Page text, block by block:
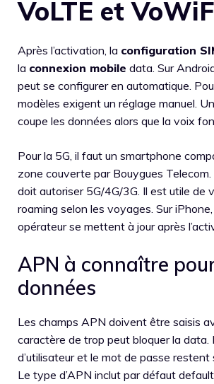
VoLTE et
Après l’activation, la configuration
la connexion mobile data. Sur
peut se configurer en automatique.
modèles exigent un réglage manuel.
coupe les données alors que la voix
Pour la 5G, il faut un smartphone
zone couverte par Bouygues
doit autoriser 5G/4G/3G. Il est utile de
roaming selon les voyages. Sur
opérateur se mettent à jour après
APN à connaître
données
Les champs APN doivent être saisis
caractère de trop peut bloquer la data.
d’utilisateur et le mot de passe restent
Le type d’APN inclut par défaut